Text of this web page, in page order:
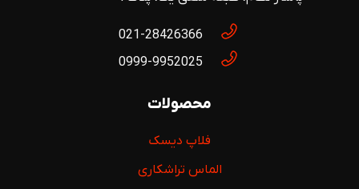
021-28426366
0999-9952025
محصولات
فلاپ دیسک
الماس تراشکاری